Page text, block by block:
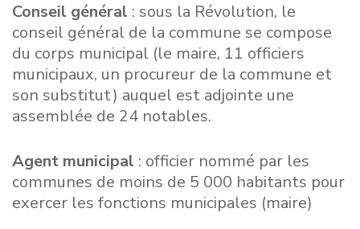
Conseil général : sous la Révolution, le
conseil général de la commune se compose
du corps municipal (le maire, 11 officiers
municipaux, un procureur de la commune et
son substitut) auquel est adjointe une
assemblée de 24 notables.
Agent municipal : officier nommé par les
communes de moins de 5 000 habitants pour
exercer les fonctions municipales (maire)